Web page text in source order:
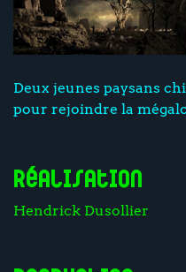
Deux jeunes paysans
pour rejoindre la
Réalisation
Hendrick Dusollier